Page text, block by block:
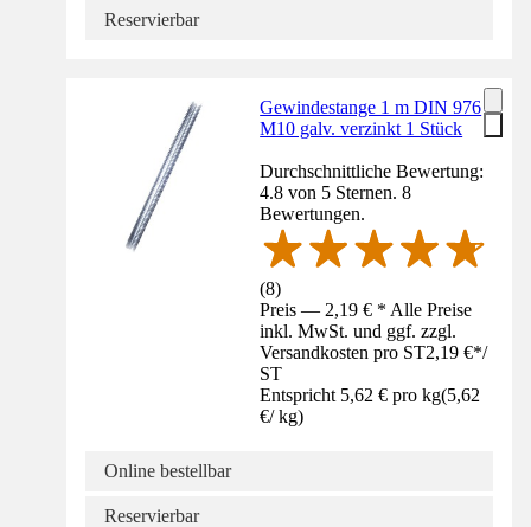
Reservierbar
Gewindestange 1 m DIN 976
M10 galv. verzinkt 1 Stück
Durchschnittliche Bewertung:
4.8 von 5 Sternen. 8
Bewertungen.
(8)
Preis — 2,19 € * Alle Preise
inkl. MwSt. und ggf. zzgl.
Versandkosten pro ST2,19 €*/
ST
Entspricht 5,62 € pro kg(5,62
€/ kg)
Online bestellbar
Reservierbar